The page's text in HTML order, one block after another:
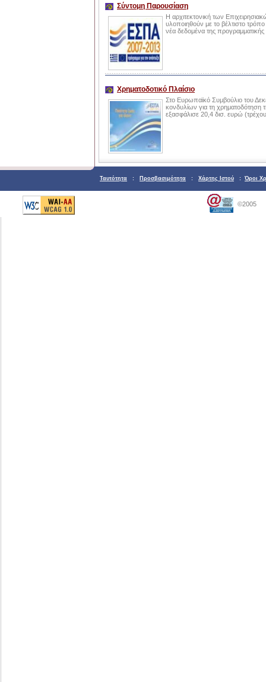
Σύντομη Παρουσίαση
Η αρχιτεκτονική των
υλοποιηθούν με το βέλτιστο
νέα δεδομένα της
Χρηματοδοτικό Πλαίσιο
Στο Ευρωπαϊκό Συμβούλιο του
κονδυλίων για τη χρηματοδότηση
εξασφάλισε 20,4 δισ. ευρώ
Ταυτότητα : Προσβασιμότητα : Χάρτης Ιστού : Όροι
©2005